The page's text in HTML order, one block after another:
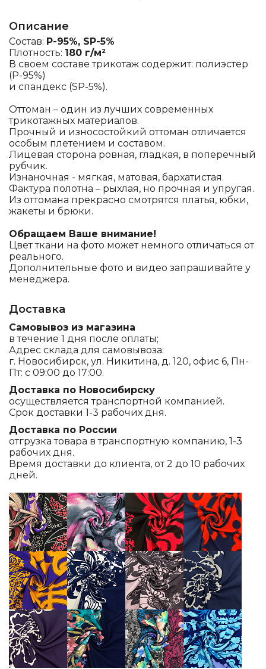
Описание
Состав: P-95%, SP-5%
Плотность: 180 г/м²
В своем составе трикотаж содержит: полиэстер
(P-95%)
и спандекс (SP-5%).
Оттоман – один из лучших современных
трикотажных материалов.
Прочный и износостойкий оттоман отличается
особым плетением и составом.
Лицевая сторона ровная, гладкая, в поперечный
рубчик.
Изнаночная - мягкая, матовая, бархатистая.
Фактура полотна – рыхлая, но прочная и упругая.
Из оттомана прекрасно смотрятся платья, юбки,
жакеты и брюки.
Обращаем Ваше внимание!
Цвет ткани на фото может немного отличаться от
реального.
Дополнительные фото и видео запрашивайте у
менеджера.
Доставка
Самовывоз из магазина
в течение 1 дня после оплаты;
Адрес склада для самовывоза:
г. Новосибирск, ул. Никитина, д. 120, офис 6, Пн-
Пт: с 09:00 до 17:00.
Доставка по Новосибирску
осуществляется транспортной компанией.
Срок доставки 1-3 рабочих дня.
Доставка по России
отгрузка товара в транспортную компанию, 1-3
рабочих дня.
Время доставки до клиента, от 2 до 10 рабочих
дней.